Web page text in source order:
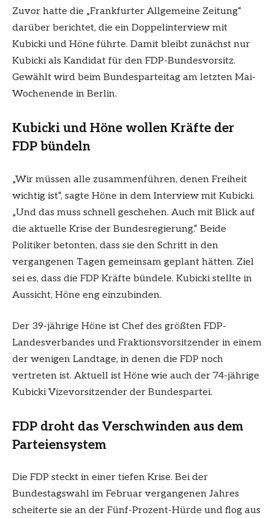
Zuvor hatte die „Frankfurter Allgemeine Zeitung“
darüber berichtet, die ein Doppelinterview mit
Kubicki und Höne führte. Damit bleibt zunächst nur
Kubicki als Kandidat für den FDP-Bundesvorsitz.
Gewählt wird beim Bundesparteitag am letzten Mai-
Wochenende in Berlin.
Kubicki und Höne wollen Kräfte der
FDP bündeln
„Wir müssen alle zusammenführen, denen Freiheit
wichtig ist“, sagte Höne in dem Interview mit Kubicki.
„Und das muss schnell geschehen. Auch mit Blick auf
die aktuelle Krise der Bundesregierung.“ Beide
Politiker betonten, dass sie den Schritt in den
vergangenen Tagen gemeinsam geplant hätten. Ziel
sei es, dass die FDP Kräfte bündele. Kubicki stellte in
Aussicht, Höne eng einzubinden.
Der 39-jährige Höne ist Chef des größten FDP-
Landesverbandes und Fraktionsvorsitzender in einem
der wenigen Landtage, in denen die FDP noch
vertreten ist. Aktuell ist Höne wie auch der 74-jährige
Kubicki Vizevorsitzender der Bundespartei.
FDP droht das Verschwinden aus dem
Parteiensystem
Die FDP steckt in einer tiefen Krise. Bei der
Bundestagswahl im Februar vergangenen Jahres
scheiterte sie an der Fünf-Prozent-Hürde und flog aus